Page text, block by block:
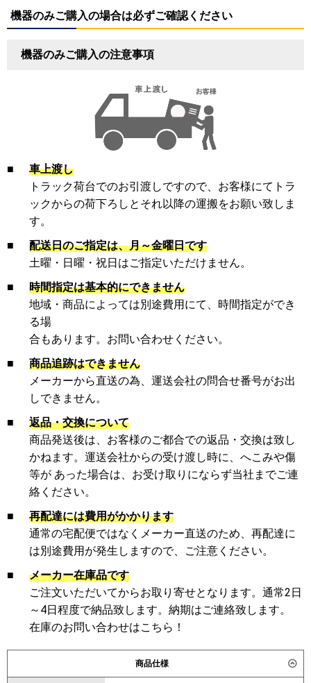
機器のみご購入の場合は必ずご確認ください
機器のみご購入の注意事項
■
車上渡し
トラック荷台でのお引渡しですので、お客様にてトラ
ックからの荷下ろしとそれ以降の運搬をお願い致しま
す。
■
配送日のご指定は、月～金曜日です
土曜・日曜・祝日はご指定いただけません。
■
時間指定は基本的にできません
地域・商品によっては別途費用にて、時間指定ができ
る場
合もあります。お問い合わせください。
■
商品追跡はできません
メーカーから直送の為、運送会社の問合せ番号がお出
しできません。
■
返品・交換について
商品発送後は、お客様のご都合での返品・交換は致し
かねます。運送会社からの受け渡し時に、へこみや傷
等が あった場合は、お受け取りにならず当社までご連
絡ください。
■
再配達には費用がかかります
通常の宅配便ではなくメーカー直送のため、再配達に
は別途費用が発生しますので、ご注意ください。
■
メーカー在庫品です
ご注文いただいてからお取り寄せとなります。通常2日
～4日程度で納品致します。納期はご連絡致します。
在庫のお問い合わせはこちら！
商品仕様